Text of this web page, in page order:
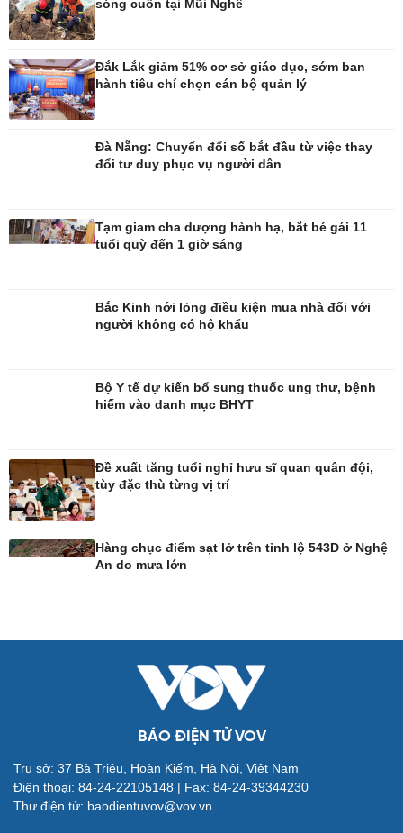
Chuyển đổi số
Sức khỏe
Dinh dưỡng - món ngon
Nhi khoa
Nam khoa
Ăn sạch sống khỏe
Đời sống
Nhà đẹp
Blog
Văn hóa
Âm nhạc
Giải trí
Nghệ sĩ
Thời trang
Du lịch
Tư vấn
sóng cuốn tại Mũi Nghê
Đắk Lắk giảm 51% cơ sở giáo dục, sớm ban
hành tiêu chí chọn cán bộ quản lý
Đà Nẵng: Chuyển đổi số bắt đầu từ việc thay
đổi tư duy phục vụ người dân
Tạm giam cha dượng hành hạ, bắt bé gái 11
tuổi quỳ đến 1 giờ sáng
Bắc Kinh nới lỏng điều kiện mua nhà đối với
người không có hộ khẩu
Bộ Y tế dự kiến bổ sung thuốc ung thư, bệnh
hiếm vào danh mục BHYT
Đề xuất tăng tuổi nghỉ hưu sĩ quan quân đội,
tùy đặc thù từng vị trí
Hàng chục điểm sạt lở trên tỉnh lộ 543D ở Nghệ
An do mưa lớn
BÁO ĐIỆN TỬ VOV
Trụ sở: 37 Bà Triệu, Hoàn Kiếm, Hà Nội, Việt Nam
Điện thoại: 84-24-22105148 | Fax: 84-24-39344230
Thư điện tử: baodientuvov@vov.vn